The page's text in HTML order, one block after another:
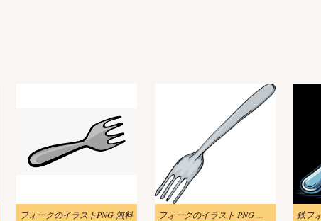
フォークのイラストPNG 無料 フォークのイラスト PNG イメージ 2 鉄フ